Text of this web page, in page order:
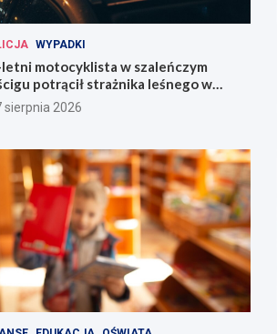
WYPADKI
motocyklista w szaleńczym
potrącił strażnika leśnego w
Śląskim
sierpnia 2026